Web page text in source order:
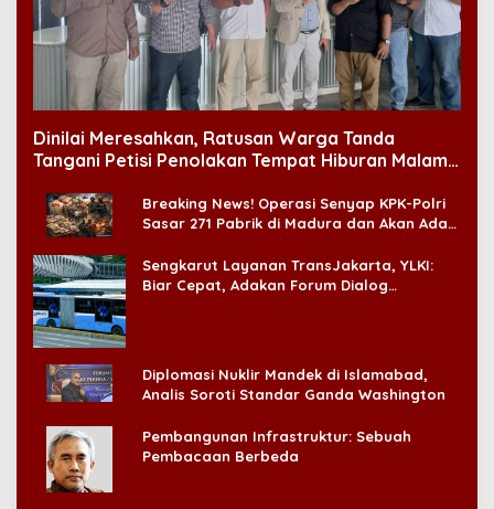
Dinilai Meresahkan, Ratusan Warga Tanda
Tangani Petisi Penolakan Tempat Hiburan Malam
Breaking News! Operasi Senyap KPK-Polri
Sasar 271 Pabrik di Madura dan Akan Ada
Sengkarut Layanan TransJakarta, YLKI:
Biar Cepat, Adakan Forum Dialog
Diplomasi Nuklir Mandek di Islamabad,
Analis Soroti Standar Ganda Washington
Pembangunan Infrastruktur: Sebuah
Pembacaan Berbeda